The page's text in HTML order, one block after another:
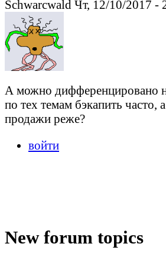
Schwarcwald Чт, 12/10/2017 -
А можно дифференцировано
по тех темам бэкапить часто,
продажи реже?
войти
New forum topics